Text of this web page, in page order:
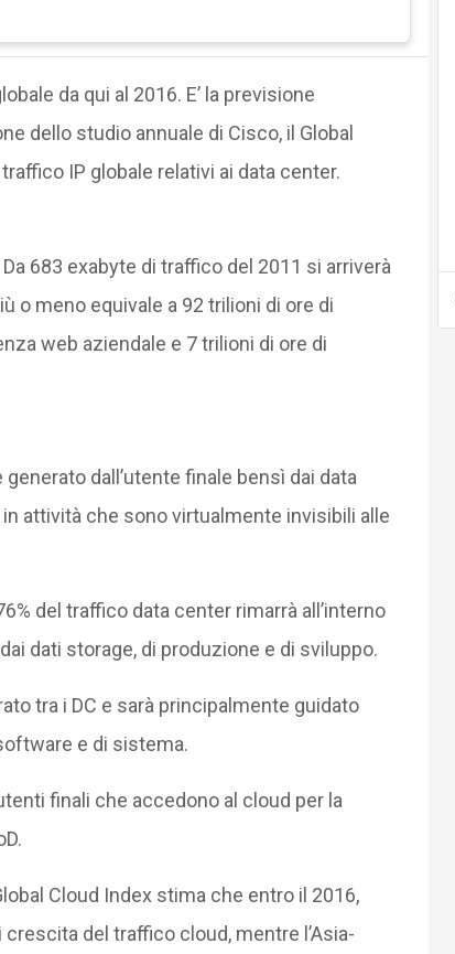
da qui al 2016. E’ la previsione
dello studio annuale di Cisco, il Global
IP globale relativi ai data center.
683 exabyte di traffico del 2011 si arriverà
o meno equivale a 92 trilioni di ore di
web aziendale e 7 trilioni di ore di
dall’utente finale bensì dai data
attività che sono virtualmente invisibili alle
del traffico data center rimarrà all’interno
dati storage, di produzione e di sviluppo.
tra i DC e sarà principalmente guidato
e di sistema.
finali che accedono al cloud per la
Cloud Index stima che entro il 2016,
del traffico cloud, mentre l’Asia-